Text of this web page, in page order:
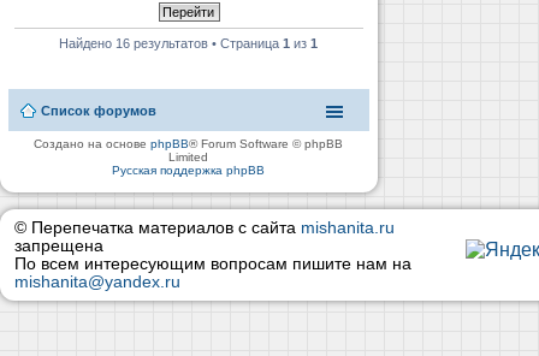
Найдено 16 результатов • Страница1 из1
Список форумов
Создано на основеphpBB® Forum Software © phpBB
Limited
Русская поддержка phpBB
© Перепечатка материалов с сайта mishanita.ru
запрещена
По всем интересующим вопросам пишите нам на
mishanita@yandex.ru